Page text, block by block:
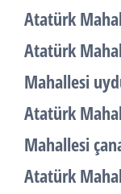
Atatürk
Atatürk
Mahallesi
Atatürk
Mahallesi
Atatürk